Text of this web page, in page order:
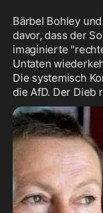
Bärbel Bohley
davor, dass der
imaginierte
Untaten
Die systemisch